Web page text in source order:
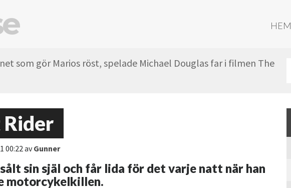
HEM
som gör Marios röst, spelade Michael Douglas far i filmen The
Rider
00:22avGunner
sin själ och får lida för det varje natt när han
motorcykelkillen.